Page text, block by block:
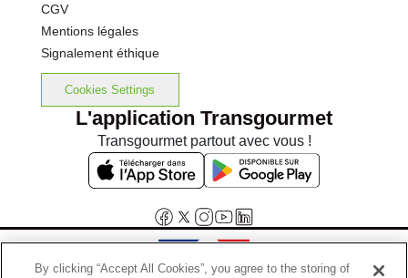
CGV
Mentions légales
Signalement éthique
Cookies Settings
L'application Transgourmet
Transgourmet partout avec vous !
By clicking “Accept All Cookies”, you agree to the storing of